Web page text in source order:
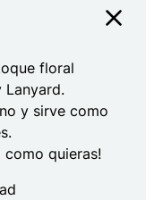
floral
Lanyard.
y sirve como
como quieras!